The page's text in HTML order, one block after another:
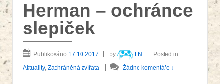
Herman – ochránce
slepiček
Publikováno 17.10.2017 by FN
Posted in
Aktuality, Zachráněná zvířata Žádné komentáře ↓